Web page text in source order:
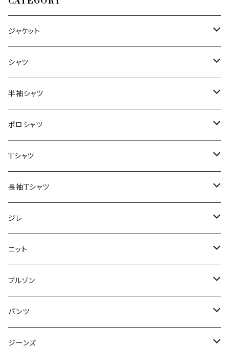
ジャケット
～44/S
46/M
48/L
50/XL～
シャツ
～44/S
46/M
48/L
50/XL～
半袖シャツ
～44/S
46/M
48/L
50/XL～
ポロシャツ
～44/S
46/M
48/L
50/XL～
Tシャツ
～44/S
46/M
48/L
50/XL～
長袖Tシャツ
～44/S
46/M
48/L
50/XL～
ジレ
～44/S
46/M
48/L
50/XL～
ニット
～44/S
46/M
48/L
ブルゾン
～44/S
46/M
パンツ
～44/S
ジーンズ